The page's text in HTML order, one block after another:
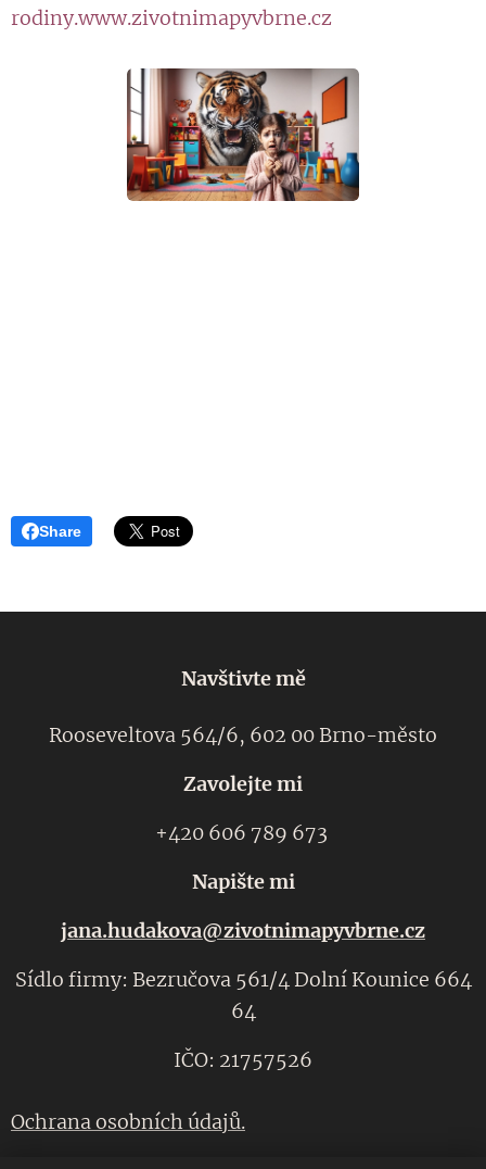
rodiny.www.zivotnimapyvbrne.cz
Share
Navštivte mě
Rooseveltova 564/6, 602 00 Brno-město
Zavolejte mi
+420 606 789 673
Napište mi
jana.hudakova@zivotnimapyvbrne.cz
Sídlo firmy: Bezručova 561/4 Dolní Kounice 664
64
IČO: 21757526
Ochrana osobních údajů.